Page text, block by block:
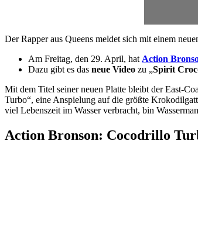
Der Rapper aus Queens meldet sich mit einem
Am Freitag, den 29. April, hat Action
Dazu gibt es das neue Video zu „Spirit
Mit dem Titel seiner neuen Platte bleibt der East-
Turbo“, eine Anspielung auf die größte
viel Lebenszeit im Wasser verbracht, bin
Action Bronson: Cocodrillo